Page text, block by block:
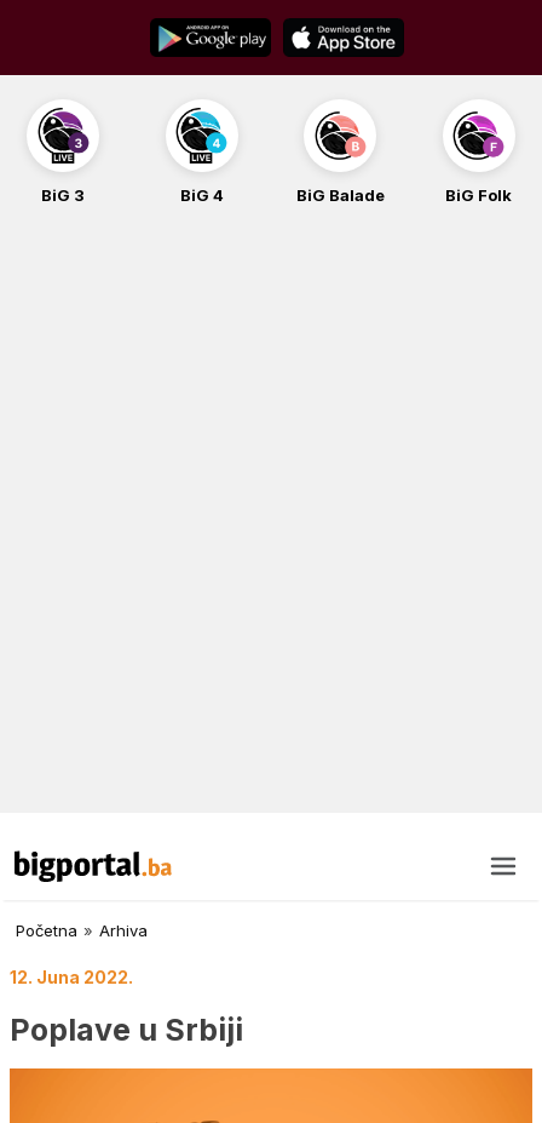
content
BiG 3 BiG 4 BiG Balade BiG Folk
Početna » Arhiva
12. Juna 2022.
Poplave u Srbiji